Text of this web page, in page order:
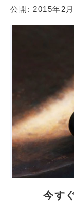
公開: 2015年2
今す